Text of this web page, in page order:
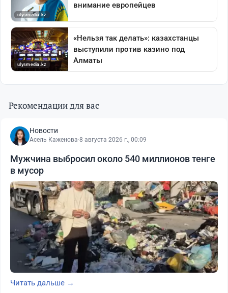
Рекомендации для вас
Новости
Асель Каженова·8 августа 2026 г., 00:09
Мужчина выбросил около 540 миллионов тенге
в мусор
Читать дальше →